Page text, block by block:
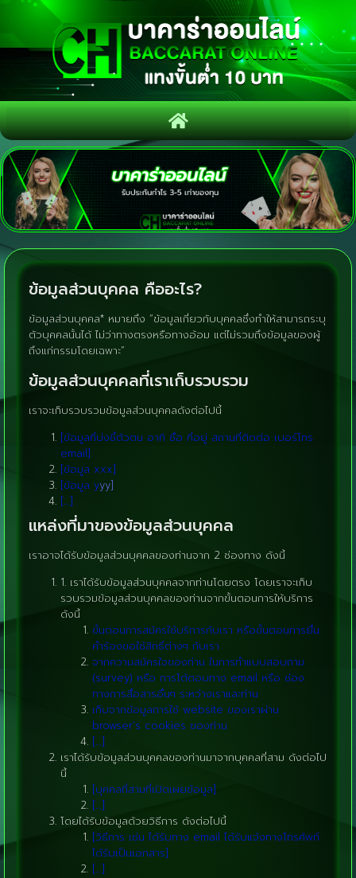
ข้อมูลส่วนบุคคล คืออะไร?
ข้อมูลส่วนบุคคล* หมายถึง “ข้อมูลเกี่ยวกับบุคคลซึ่งทำให้สามารถระบุ
ตัวบุคคลนั้นได้ ไม่ว่าทางตรงหรือทางอ้อม แต่ไม่รวมถึงข้อมูลของผู้
ถึงแก่กรรมโดยเฉพาะ”
ข้อมูลส่วนบุคคลที่เราเก็บรวบรวม
เราจะเก็บรวบรวมข้อมูลส่วนบุคคลดังต่อไปนี้
[ข้อมูลที่บ่งชี้ตัวตน อาทิ ชื่อ ที่อยู่ สถานที่ติดต่อ เบอร์โทร
email]
[ข้อมูล xxx]
[ข้อมูล yyy]
[…]
แหล่งที่มาของข้อมูลส่วนบุคคล
เราอาจได้รับข้อมูลส่วนบุคคลของท่านจาก 2 ช่องทาง ดังนี้
1. เราได้รับข้อมูลส่วนบุคคลจากท่านโดยตรง โดยเราจะเก็บ
รวบรวมข้อมูลส่วนบุคคลของท่านจากขั้นตอนการให้บริการ
ดังนี้
ขั้นตอนการสมัครใช้บริการกับเรา หรือขั้นตอนการยื่น
คำร้องขอใช้สิทธิ์ต่างๆ กับเรา
จากความสมัครใจของท่าน ในการทำแบบสอบถาม
(survey) หรือ การโต้ตอบทาง email หรือ ช่อง
ทางการสื่อสารอื่นๆ ระหว่างเราและท่าน
เก็บจากข้อมูลการใช้ website ของเราผ่าน
browser’s cookies ของท่าน
[…]
เราได้รับข้อมูลส่วนบุคคลของท่านมาจากบุคคลที่สาม ดังต่อไป
นี้
[บุคคลที่สามที่เปิดเผยข้อมูล]
[…]
โดยได้รับข้อมูลด้วยวิธีการ ดังต่อไปนี้
[วิธีการ เช่น ได้รับทาง email ได้รับแจ้งทางโทรศัพท์
ได้รับเป็นเอกสาร]
[…]